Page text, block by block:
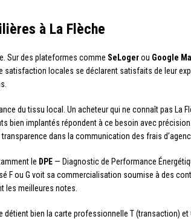
à La Flèche
Sur des plateformes comme SeLogerou Google
satisfaction locales se déclarent satisfaits de leur
du tissu local. Un acheteur qui ne connaît pas La
bien implantés répondent à ce besoin avec
dans la communication des frais
le DPE — Diagnostic de Performance
F ou G voit sa commercialisation soumise à des
les meilleures notes.
détient bien la carte professionnelle T (transaction) et